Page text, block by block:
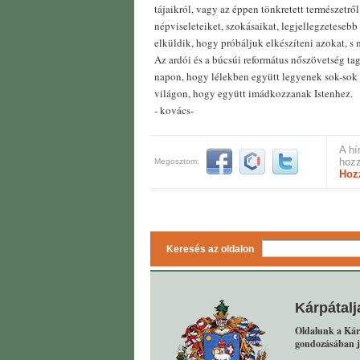
tájaikról, vagy az éppen tönkretett
népviseleteiket, szokásaikat,
elküldik, hogy próbáljuk elkészíteni azokat, s
Az ardói és a búcsúi református nőszövetség
napon, hogy lélekben együtt legyenek sok-
világon, hogy együtt imádkozzanak Istenhez.
- kovács-
Megosztom:
A
Keresés az oldalon
Oldalunk a
gondozásában